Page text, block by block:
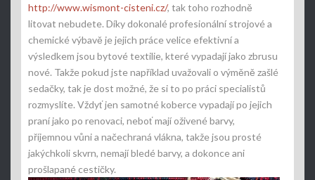
http://www.wismont-cisteni.cz/, tak toho rozhodně
litovat nebudete. Díky dokonalé profesionální strojové a
chemické výbavě je jejich práce velice efektivní a
výsledkem jsou bytové textilie, které vypadají jako zbrusu
nové. Takže pokud jste například uvažovali o výměně zašlé
sedačky, tak je dost možné, že si to po práci specialistů
rozmyslíte. Vždyť jen samotné koberce vypadají po jejich
praní jako po renovaci, neboť mají oživené barvy,
příjemnou vůni a načechraná vlákna, takže jsou prosté
jakýchkoli skvrn, nemají bledé barvy, a dokonce ani
prošlapané cestičky.